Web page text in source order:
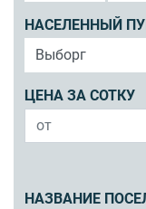
НАСЕЛЕННЫЙ
ЦЕНА ЗА СОТКУ
НАЗВАНИЕ